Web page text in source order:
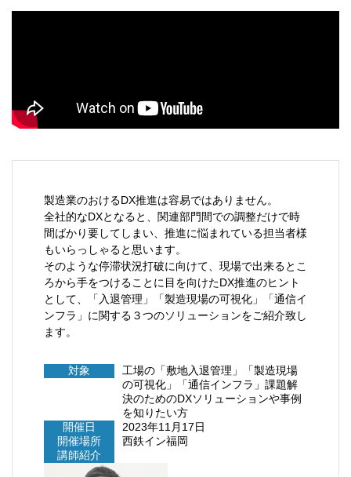
製造業のおけるDX推進は容易ではありません。
全社的なDXとなると、関連部門間での調整だけで時
間ばかり要してしまい、推進に悩まれている担当者様
もいらっしゃると思います。
そのような停滞状況打破に向けて、現場で出来るとこ
ろから手をつけることに目を向けたDX推進のヒント
として、「入退管理」「製造現場の可視化」「通信イ
ンフラ」に関する３つのソリューションをご紹介致し
ます。
対象
工場の「敷地入退管理」「製造現場
の可視化」「通信インフラ」課題解
決のためのDXソリューションや事例
を知りたい方
開催日
2023年11月17日
開催場所
西鉄イン福岡
講師紹介